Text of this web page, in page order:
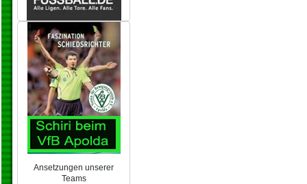
Ansetzungen unserer
Teams